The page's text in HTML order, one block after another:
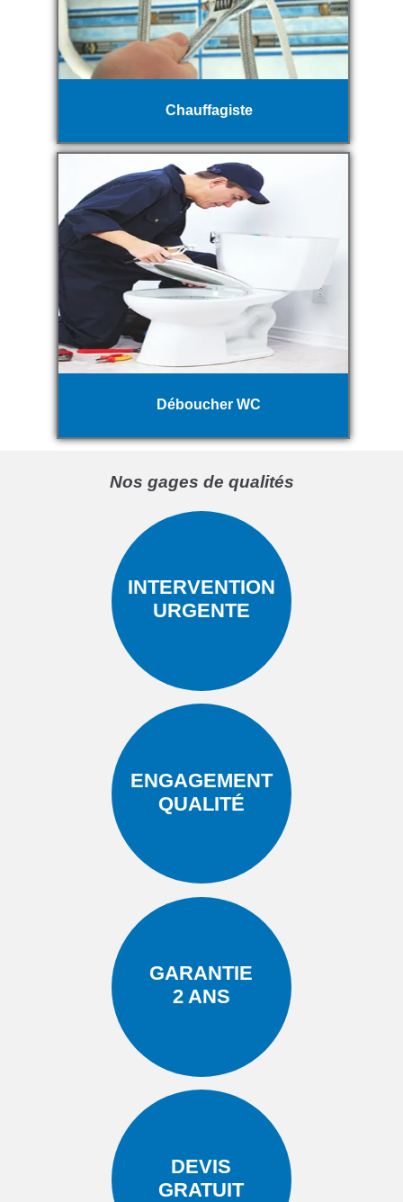
Chauffagiste
Déboucher WC
Nos gages de qualités
INTERVENTION
URGENTE
ENGAGEMENT
QUALITÉ
GARANTIE
2 ANS
DEVIS
GRATUIT